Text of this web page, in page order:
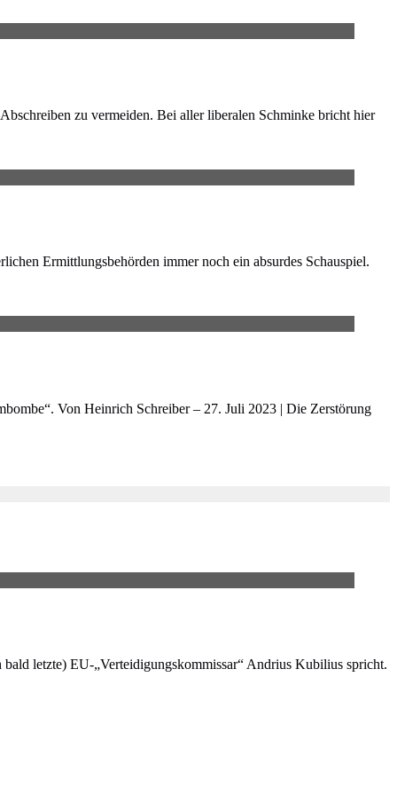
zu vermeiden. Bei aller liberalen Schminke bricht hier
Ermittlungsbehörden immer noch ein absurdes Schauspiel.
Von Heinrich Schreiber – 27. Juli 2023 | Die Zerstörung
letzte) EU-„Verteidigungskommissar“ Andrius Kubilius spricht.